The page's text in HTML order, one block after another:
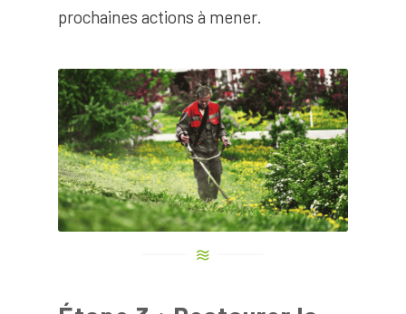
prochaines actions à mener.